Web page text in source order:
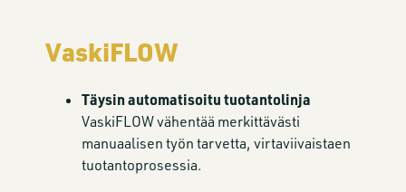
VaskiFLOW
Täysin automatisoitu tuotantolinja
VaskiFLOW vähentää merkittävästi
manuaalisen työn tarvetta, virtaviivaistaen
tuotantoprosessia.